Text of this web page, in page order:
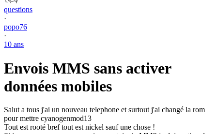
questions
·
popo76
·
10 ans
Envois MMS sans activer
données mobiles
Salut a tous j'ai un nouveau telephone et surtout j'ai changé la rom
pour mettre cyanogenmod13
Tout est rooté bref tout est nickel sauf une chose !